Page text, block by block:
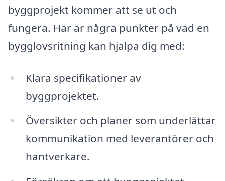
byggprojekt kommer att se ut och
fungera. Här är några punkter på vad en
bygglovsritning kan hjälpa dig med:
Klara specifikationer av
byggprojektet.
Översikter och planer som underlättar
kommunikation med leverantörer och
hantverkare.